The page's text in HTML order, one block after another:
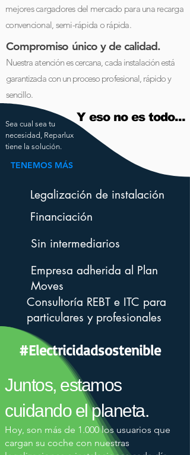
mejores cargadores del mercado para una recarga
convencional, semi-rápida o rápida.
Compromiso único y de calidad.
Nuestra atención es cercana, cada instalación está
garantizada con un proceso profesional, rápido y
sencillo.
Y eso no es todo...
Sea cual sea tu
necesidad, Reparlux
tiene la solución.
TENEMOS MÁS
Legalización de instalación
Financiación
Sin intermediarios
Empresa adherida al Plan
Moves
Consultoría REBT e ITC para
particulares y profesionales
#Electricidadsostenible
Juntos, estamos
cuidando el planeta.
Hoy, son más de 1.000 los usuarios que
cargan su coche con nuestras